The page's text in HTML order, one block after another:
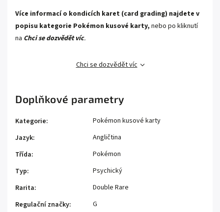
Více informací o kondicích karet (card grading) najdete v
popisu kategorie Pokémon kusové karty, nebo po kliknutí
na Chci se dozvědět víc.
Chci se dozvědět víc
Doplňkové parametry
Kategorie:
Pokémon kusové karty
Jazyk:
Angličtina
Třída:
Pokémon
Typ:
Psychický
Rarita:
Double Rare
Regulační značky:
G